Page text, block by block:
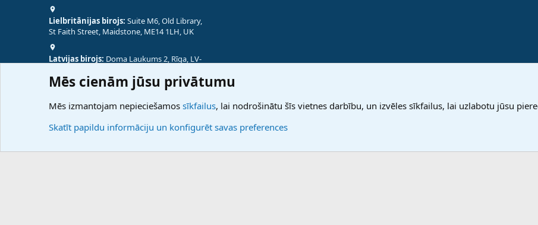
Lielbritānijas birojs: Suite M6, Old Library,
St Faith Street, Maidstone, ME14 1LH, UK
Latvijas birojs: Doma Laukums 2, Rīga, LV-
Mēs cienām jūsu privātumu
Mēs izmantojam nepieciešamos sīkfailus, lai nodrošinātu šīs vietnes darbību, un izvēles sīkfailus, lai uzlabotu jūsu
Skatīt papildu informāciju un konfigurēt savas preferences